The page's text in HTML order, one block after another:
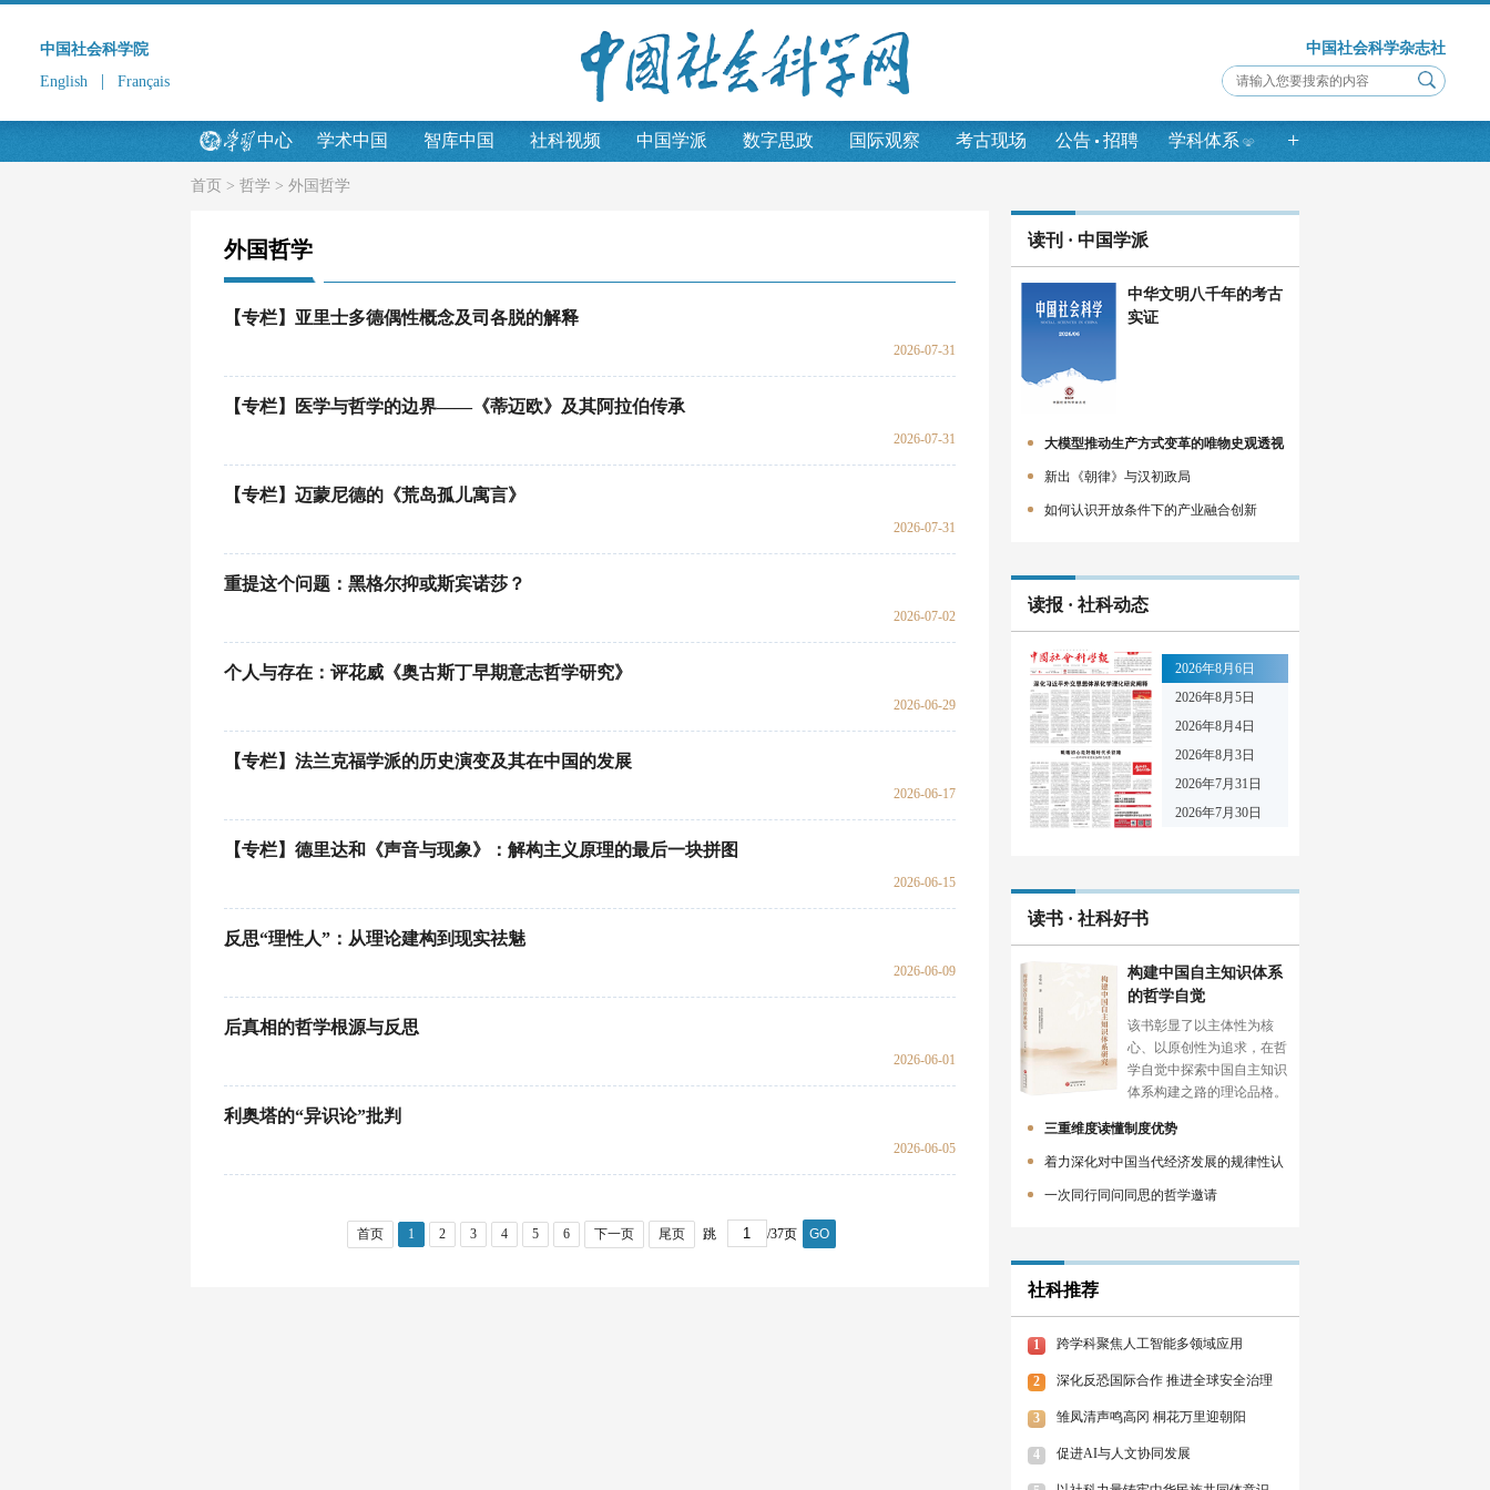
中国社会科学院
English
| Français
中国社会科学杂志社
中心 学术中国 智库中国 社科视频 中国学派 数字思政 国际观察 考古现场 公告 招聘 学科体系 +
首页 > 哲学 > 外国哲学
外国哲学
【专栏】亚里士多德偶性概念及司各脱的解释
2026-07-31
【专栏】医学与哲学的边界——《蒂迈欧》及其阿拉伯传承
2026-07-31
【专栏】迈蒙尼德的《荒岛孤儿寓言》
2026-07-31
重提这个问题：黑格尔抑或斯宾诺莎？
2026-07-02
个人与存在：评花威《奥古斯丁早期意志哲学研究》
2026-06-29
【专栏】法兰克福学派的历史演变及其在中国的发展
2026-06-17
【专栏】德里达和《声音与现象》：解构主义原理的最后一块拼图
2026-06-15
反思“理性人”：从理论建构到现实祛魅
2026-06-09
后真相的哲学根源与反思
2026-06-01
利奥塔的“异识论”批判
2026-06-05
首页 1 2 3 4 5 6 下一页 尾页 跳 /37页 GO
读刊 · 中国学派
中华文明八千年的考古
实证
大模型推动生产方式变革的唯物史观透视
新出《朝律》与汉初政局
如何认识开放条件下的产业融合创新
读报 · 社科动态
2026年8月6日
2026年8月5日
2026年8月4日
2026年8月3日
2026年7月31日
2026年7月30日
读书 · 社科好书
构建中国自主知识体系
的哲学自觉
该书彰显了以主体性为核
心、以原创性为追求，在哲
学自觉中探索中国自主知识
体系构建之路的理论品格。
三重维度读懂制度优势
着力深化对中国当代经济发展的规律性认
一次同行同问同思的哲学邀请
社科推荐
1 跨学科聚焦人工智能多领域应用
2 深化反恐国际合作 推进全球安全治理
3 雏凤清声鸣高冈 桐花万里迎朝阳
4 促进AI与人文协同发展